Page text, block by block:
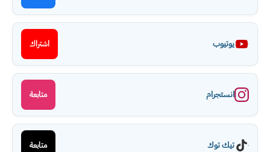
يوتيوب اشتراك
انستجرام متابعة
تيك توك متابعة